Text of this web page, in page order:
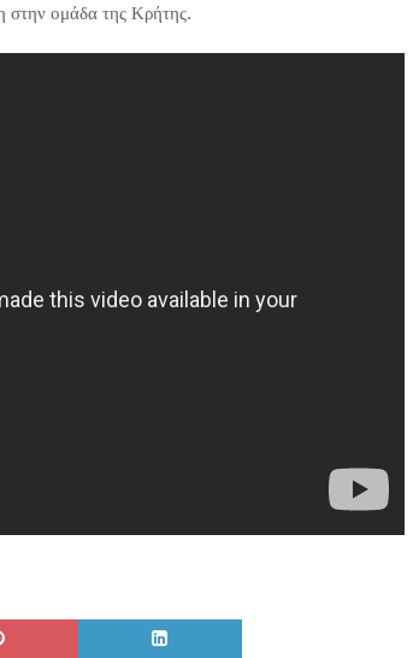
στην ομάδα της Κρήτης.